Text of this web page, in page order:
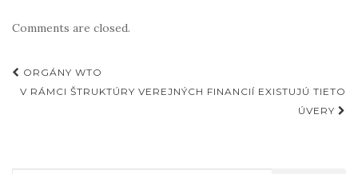
Comments are closed.
Post
navigation
ORGÁNY WTO
V RÁMCI ŠTRUKTÚRY VEREJNÝCH FINANCIÍ EXISTUJÚ TIETO
ÚVERY